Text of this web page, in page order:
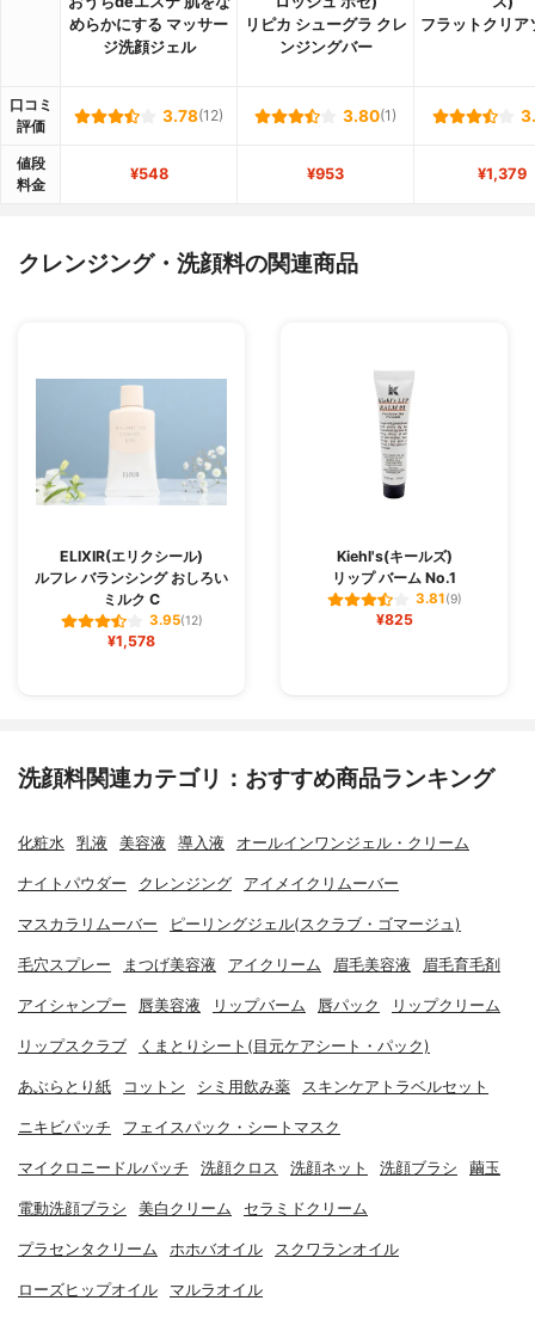
めらかにする マッサー
ジ洗顔ジェル
リピカ シューグラ クレ
ンジングバー
フラットクリア
口コミ
評価
3.78(12) 3.80(1)
値段
料金
¥548 ¥953 ¥1,379
クレンジング・洗顔料の関連商品
ELIXIR(エリクシール)
ルフレ バランシング おしろい
ミルク C
3.95(12)
¥1,578
Kiehl's(キールズ)
リップ バーム No.1
3.81(9)
¥825
洗顔料関連カテゴリ：おすすめ商品ランキング
化粧水 乳液 美容液 導入液 オールインワンジェル・クリーム
ナイトパウダー クレンジング アイメイクリムーバー
マスカラリムーバー ピーリングジェル(スクラブ・ゴマージュ)
毛穴スプレー まつげ美容液 アイクリーム 眉毛美容液 眉毛育毛剤
アイシャンプー 唇美容液 リップバーム 唇パック リップクリーム
リップスクラブ くまとりシート(目元ケアシート・パック)
あぶらとり紙 コットン シミ用飲み薬 スキンケアトラベルセット
ニキビパッチ フェイスパック・シートマスク
マイクロニードルパッチ 洗顔クロス 洗顔ネット 洗顔ブラシ 繭玉
電動洗顔ブラシ 美白クリーム セラミドクリーム
プラセンタクリーム ホホバオイル スクワランオイル
ローズヒップオイル マルラオイル